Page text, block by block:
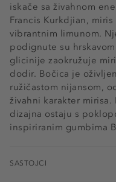
iskače sa živahnom
Francis Kurkdjian,
vibrantnim limunom.
podignute su
glicinije zaokružuje
dodir. Bočica je
ružičastom nijansom,
živahni karakter
dizajna ostaju s
inspiriranim gumbima
SASTOJCI